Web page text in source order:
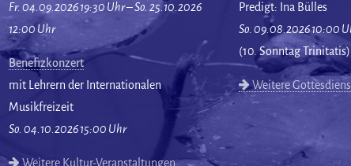
Fr. 04.09.2026 19:30 Uhr – So. 25.10.2026
12:00 Uhr
Benefizkonzert
mit Lehrern der Internationalen
Musikfreizeit
So. 04.10.2026 15:00 Uhr
Weitere Kultur-Veranstaltungen…
Predigt: Ina Bülles
So. 09.08.2026 10:00
(10. Sonntag Trinitatis)
Weitere